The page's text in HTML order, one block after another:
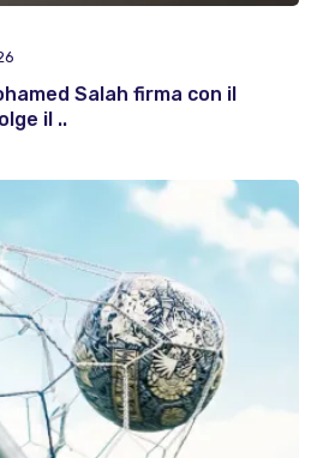
Salah firma con il
il ..